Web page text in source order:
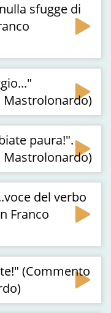
sfugge di
Mastrolonardo)
paura!".
Mastrolonardo)
del verbo
Franco
(Commento